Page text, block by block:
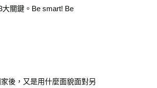
關鍵。Be smart! Be
後，又是用什麼面貌面對另